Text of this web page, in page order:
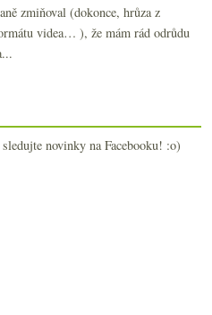
zmiňoval (dokonce, hrůza z
videa… ), že mám rád odrůdu
novinky na Facebooku! :o)